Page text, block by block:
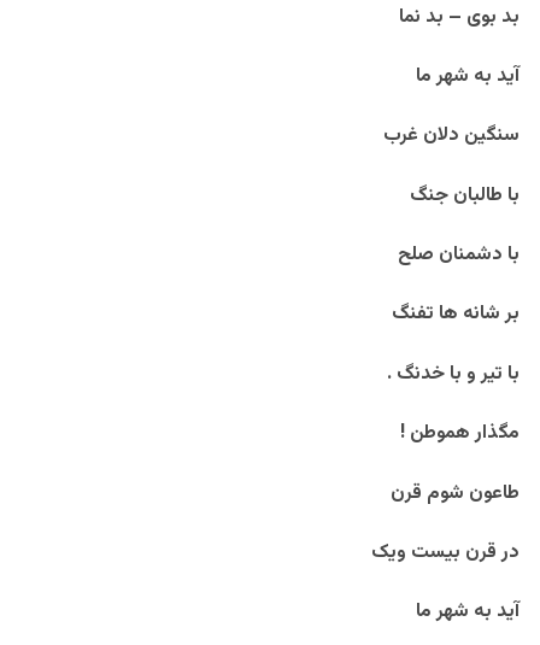
بد بوی – بد نما
آید به شهر ما
سنگین دلان غرب
با طالبان جنگ
با دشمنان صلح
بر شانه ها تفنگ
با تیر و با خدنگ .
مگذار هموطن !
طاعون شوم قرن
در قرن بیست ویک
آید به شهر ما